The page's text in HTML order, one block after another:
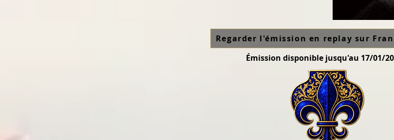
Regarder l'émission en replay sur
Émission disponible jusqu'au 17/01/